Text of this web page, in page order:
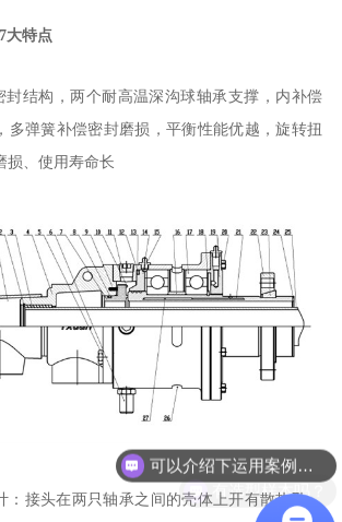
大特点
封结构，两个耐高温深沟球轴承支撑，内补偿
多弹簧补偿密封磨损，平衡性能优越，旋转扭
损、使用寿命长
：接头在两只轴承之间的壳体上开有散热孔，
有选型样本吗？